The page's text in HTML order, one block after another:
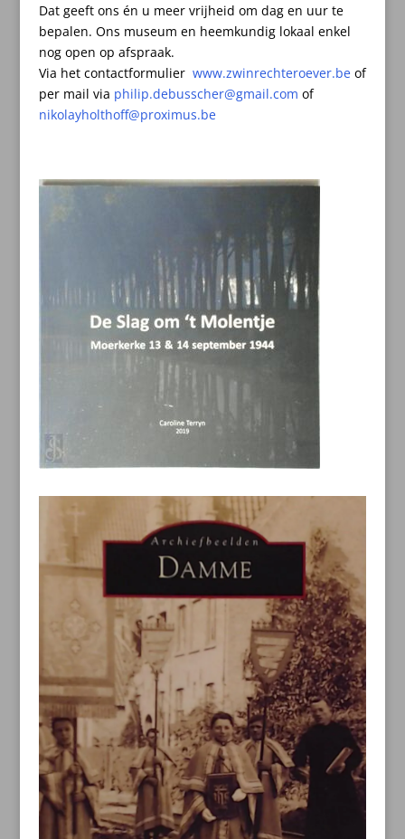
Dat geeft ons én u meer vrijheid om dag en uur te
bepalen. Ons museum en heemkundig lokaal enkel
nog open op afspraak.
Via het contactformulier www.zwinrechteroever.be of
per mail via philip.debusscher@gmail.com of
nikolayholthoff@proximus.be